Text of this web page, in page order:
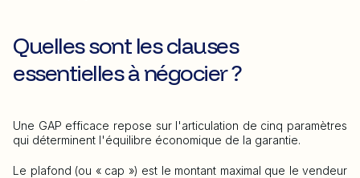
Quelles sont les clauses
essentielles à négocier ?
Une GAP efficace repose sur l'articulation de cinq paramètres
qui déterminent l'équilibre économique de la garantie.
Le plafond (ou « cap ») est le montant maximal que le vendeur